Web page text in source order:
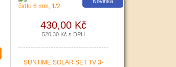
430,00 Kč
520,30 Kč s DPH
SUNTIME SOLAR SET TV 3-